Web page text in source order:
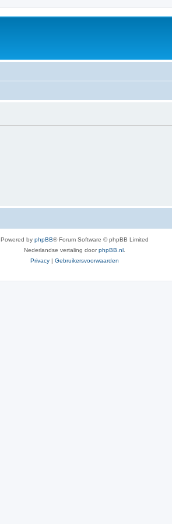
Powered by phpBB® Forum Software © phpBB Limited
Nederlandse vertaling doorphpBB.nl
Privacy | Gebruikersvoorwaarden